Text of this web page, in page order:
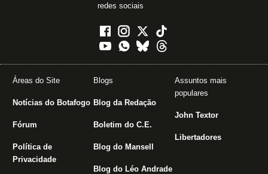
redes sociais
Áreas do Site
Notícias do Botafogo
Fórum
Política de
Privacidade
Blogs
Blog da Redação
Boletim do C.E.
Blog do Mansell
Blog do Léo Andrade
Assuntos mais
populares
John Textor
Libertadores